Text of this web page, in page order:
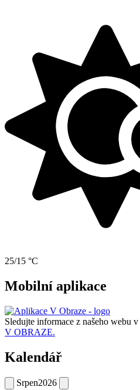
25/15 °C
Mobilní aplikace
Sledujte informace z našeho webu v
V OBRAZE.
Kalendář
Srpen2026